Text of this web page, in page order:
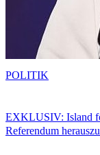
EXKLUSIV: Island
Referendum
POLITIK